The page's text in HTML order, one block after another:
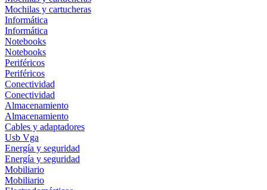
Mochilas y cartucheras
Informática
Informática
Notebooks
Notebooks
Periféricos
Periféricos
Conectividad
Conectividad
Almacenamiento
Almacenamiento
Cables y adaptadores
Usb Vga
Energía y seguridad
Energía y seguridad
Mobiliario
Mobiliario